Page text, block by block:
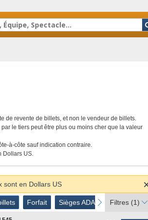
de revente de billets, et non le vendeur de billets.
le tiers peut être plus ou moins cher que la valeur
à-côte sauf indication contraire.
Dollars US.
sont en Dollars US
Forfait
Forfait Sièges ADA
Sièges ADA Titres d'Accès
Titres d'Accès
next
Filtres (1)